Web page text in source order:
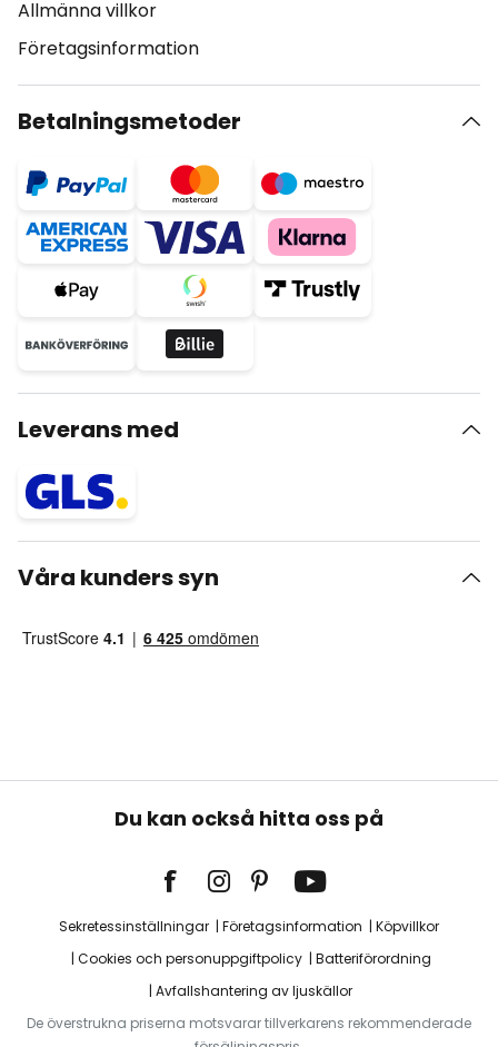
Allmänna villkor
Företagsinformation
Betalningsmetoder
Leverans med
Våra kunders syn
Du kan också hitta oss på
Sekretessinställningar Företagsinformation
Köpvillkor
Cookies och personuppgiftpolicy
Batteriförordning
Avfallshantering av ljuskällor
De överstrukna priserna motsvarar tillverkarens rekommenderade